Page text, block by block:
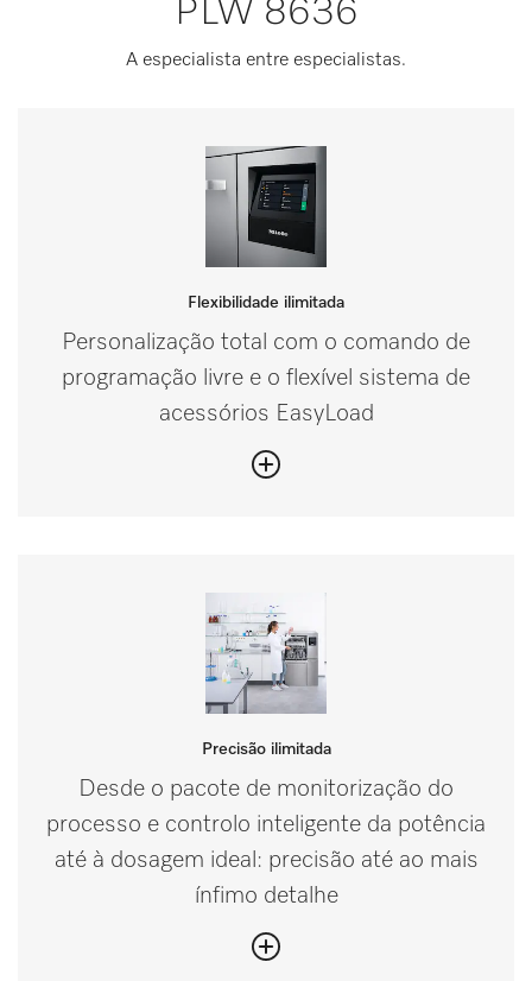
PLW 8636
A especialista entre especialistas.
Flexibilidade ilimitada
Personalização total com o comando de
programação livre e o flexível sistema de
acessórios EasyLoad
Precisão ilimitada
Desde o pacote de monitorização do
processo e controlo inteligente da potência
até à dosagem ideal: precisão até ao mais
ínfimo detalhe